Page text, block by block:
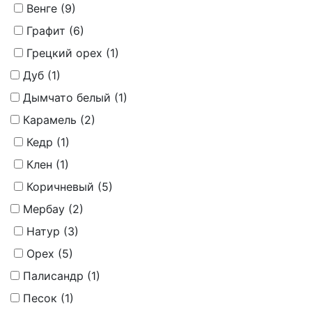
Венге (9)
Графит (6)
Грецкий орех (1)
Дуб (1)
Дымчато белый (1)
Карамель (2)
Кедр (1)
Клен (1)
Коричневый (5)
Мербау (2)
Натур (3)
Орех (5)
Палисандр (1)
Песок (1)